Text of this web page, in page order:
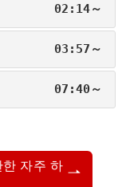
02:14～
03:57～
07:40～
한 자주 하